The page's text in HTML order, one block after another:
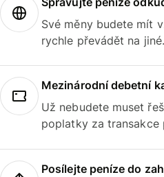
Své měny budete mít
rychle převádět na jiné.
Mezinárodní debetní
Už nebudete muset
poplatky za transakce
Posílejte peníze do